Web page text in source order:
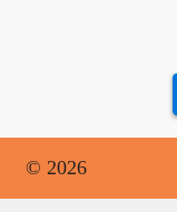
© 2026